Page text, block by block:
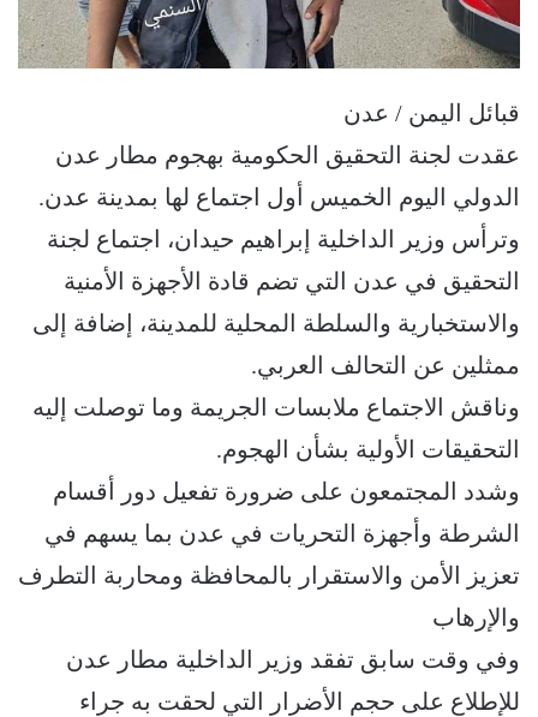
قبائل اليمن / عدن
عقدت لجنة التحقيق الحكومية بهجوم مطار عدن
الدولي اليوم الخميس أول اجتماع لها بمدينة عدن.
وترأس وزير الداخلية إبراهيم حيدان، اجتماع لجنة
التحقيق في عدن التي تضم قادة الأجهزة الأمنية
والاستخبارية والسلطة المحلية للمدينة، إضافة إلى
ممثلين عن التحالف العربي.
وناقش الاجتماع ملابسات الجريمة وما توصلت إليه
التحقيقات الأولية بشأن الهجوم.
وشدد المجتمعون على ضرورة تفعيل دور أقسام
الشرطة وأجهزة التحريات في عدن بما يسهم في
تعزيز الأمن والاستقرار بالمحافظة ومحاربة التطرف
والإرهاب
وفي وقت سابق تفقد وزير الداخلية مطار عدن
للإطلاع على حجم الأضرار التي لحقت به جراء